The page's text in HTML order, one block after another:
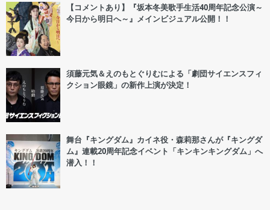
【コメントあり】『坂本冬美歌手生活40周年記念公演～
今日から明日へ～』メインビジュアル公開！！
須藤元気＆えのもとぐりむによる「劇団サイエンスフィ
クション眼鏡」の新作上演が決定！
舞台『キングダム』カイネ役・森莉那さんが『キングダ
ム』連載20周年記念イベント「キンキンキングダム」へ
潜入！！